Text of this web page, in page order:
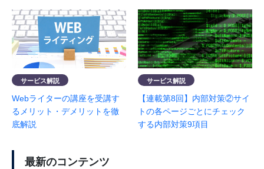
サービス解説
Webライターの講座を受講す
るメリット・デメリットを徹
底解説
サービス解説
【連載第8回】内部対策②サイ
トの各ページごとにチェック
する内部対策9項目
最新のコンテンツ